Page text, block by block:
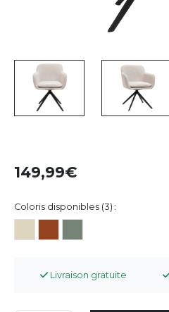
149,99
Coloris disponibles (3) :
Livraison gratuite